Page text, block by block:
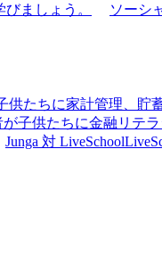
ましょう。 ソーシ
たちに家計管理、貯
子供たちに金融リテ
Junga 対 LiveSchool